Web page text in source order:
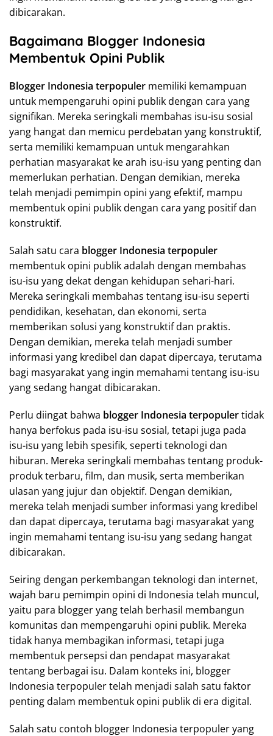
dibicarakan.
Bagaimana Blogger Indonesia
Membentuk Opini Publik
Blogger Indonesia terpopuler memiliki kemampuan
untuk mempengaruhi opini publik dengan cara yang
signifikan. Mereka seringkali membahas isu-isu sosial
yang hangat dan memicu perdebatan yang konstruktif,
serta memiliki kemampuan untuk mengarahkan
perhatian masyarakat ke arah isu-isu yang penting dan
memerlukan perhatian. Dengan demikian, mereka
telah menjadi pemimpin opini yang efektif, mampu
membentuk opini publik dengan cara yang positif dan
konstruktif.
Salah satu cara blogger Indonesia terpopuler
membentuk opini publik adalah dengan membahas
isu-isu yang dekat dengan kehidupan sehari-hari.
Mereka seringkali membahas tentang isu-isu seperti
pendidikan, kesehatan, dan ekonomi, serta
memberikan solusi yang konstruktif dan praktis.
Dengan demikian, mereka telah menjadi sumber
informasi yang kredibel dan dapat dipercaya, terutama
bagi masyarakat yang ingin memahami tentang isu-isu
yang sedang hangat dibicarakan.
Perlu diingat bahwa blogger Indonesia terpopulertidak
hanya berfokus pada isu-isu sosial, tetapi juga pada
isu-isu yang lebih spesifik, seperti teknologi dan
hiburan. Mereka seringkali membahas tentang produk-
produk terbaru, film, dan musik, serta memberikan
ulasan yang jujur dan objektif. Dengan demikian,
mereka telah menjadi sumber informasi yang kredibel
dan dapat dipercaya, terutama bagi masyarakat yang
ingin memahami tentang isu-isu yang sedang hangat
dibicarakan.
Seiring dengan perkembangan teknologi dan internet,
wajah baru pemimpin opini di Indonesia telah muncul,
yaitu para blogger yang telah berhasil membangun
komunitas dan mempengaruhi opini publik. Mereka
tidak hanya membagikan informasi, tetapi juga
membentuk persepsi dan pendapat masyarakat
tentang berbagai isu. Dalam konteks ini, blogger
Indonesia terpopuler telah menjadi salah satu faktor
penting dalam membentuk opini publik di era digital.
Salah satu contoh blogger Indonesia terpopuler yang